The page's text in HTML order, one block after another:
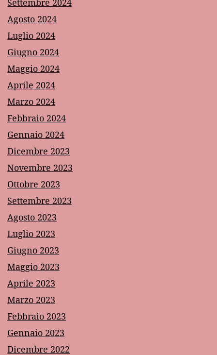
Agosto 2024
Luglio 2024
Giugno 2024
Maggio 2024
Aprile 2024
Marzo 2024
Febbraio 2024
Gennaio 2024
Dicembre 2023
Novembre 2023
Ottobre 2023
Settembre 2023
Agosto 2023
Luglio 2023
Giugno 2023
Maggio 2023
Aprile 2023
Marzo 2023
Febbraio 2023
Gennaio 2023
Dicembre 2022